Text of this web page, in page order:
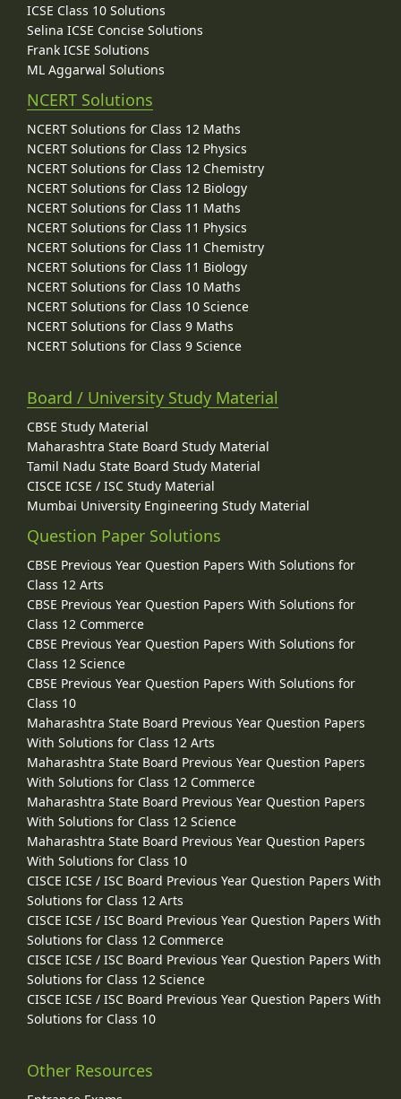
ICSE Class 10 Solutions
Selina ICSE Concise Solutions
Frank ICSE Solutions
ML Aggarwal Solutions
NCERT Solutions
NCERT Solutions for Class 12 Maths
NCERT Solutions for Class 12 Physics
NCERT Solutions for Class 12 Chemistry
NCERT Solutions for Class 12 Biology
NCERT Solutions for Class 11 Maths
NCERT Solutions for Class 11 Physics
NCERT Solutions for Class 11 Chemistry
NCERT Solutions for Class 11 Biology
NCERT Solutions for Class 10 Maths
NCERT Solutions for Class 10 Science
NCERT Solutions for Class 9 Maths
NCERT Solutions for Class 9 Science
Board / University Study Material
CBSE Study Material
Maharashtra State Board Study Material
Tamil Nadu State Board Study Material
CISCE ICSE / ISC Study Material
Mumbai University Engineering Study Material
Question Paper Solutions
CBSE Previous Year Question Papers With Solutions for
Class 12 Arts
CBSE Previous Year Question Papers With Solutions for
Class 12 Commerce
CBSE Previous Year Question Papers With Solutions for
Class 12 Science
CBSE Previous Year Question Papers With Solutions for
Class 10
Maharashtra State Board Previous Year Question Papers
With Solutions for Class 12 Arts
Maharashtra State Board Previous Year Question Papers
With Solutions for Class 12 Commerce
Maharashtra State Board Previous Year Question Papers
With Solutions for Class 12 Science
Maharashtra State Board Previous Year Question Papers
With Solutions for Class 10
CISCE ICSE / ISC Board Previous Year Question Papers With
Solutions for Class 12 Arts
CISCE ICSE / ISC Board Previous Year Question Papers With
Solutions for Class 12 Commerce
CISCE ICSE / ISC Board Previous Year Question Papers With
Solutions for Class 12 Science
CISCE ICSE / ISC Board Previous Year Question Papers With
Solutions for Class 10
Other Resources